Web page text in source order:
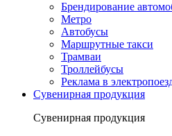
Брендирование
Метро
Автобусы
Маршрутные такси
Трамваи
Троллейбусы
Реклама в
Сувенирная продукция
Сувенирная продукция